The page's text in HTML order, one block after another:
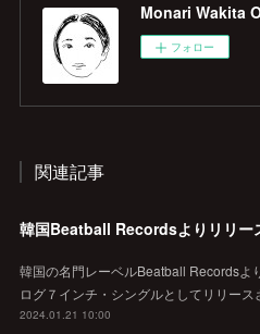
Monari Wakita
フォロー
関連記事
韓国の名門レーベルBeatball Recordsよ
ログ７インチ・シングルとしてリリー
2024.01.21 10:00